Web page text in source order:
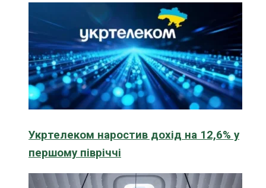
Укртелеком наростив дохід на 12,6% у
першому півріччі